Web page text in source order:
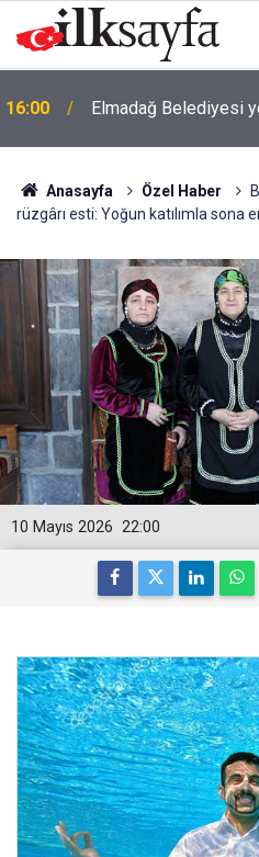
16:00 Elmadağ Belediyesi
Anasayfa Özel Haber
rüzgârı esti: Yoğun katılımla sona
22:00
10 Mayıs 2026